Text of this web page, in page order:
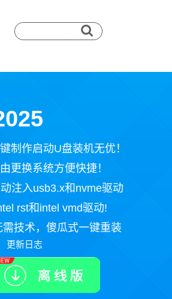
制作启动U盘装机无优！
更换系统方便快捷！
注入usb3.x和nvme驱动
rst和intel vmd驱动!
技术，傻瓜式一键重装
更新日志